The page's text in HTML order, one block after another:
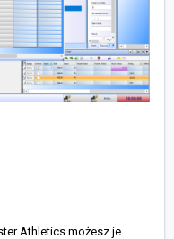
Athletics możesz je